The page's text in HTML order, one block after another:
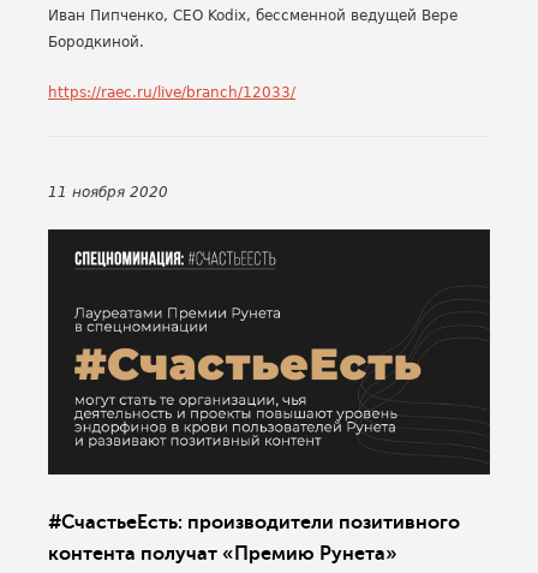
Иван Пипченко, CEO Kodix, бессменной ведущей Вере
Бородкиной.
https://raec.ru/live/branch/12033/
11 ноября 2020
#СчастьеЕсть: производители позитивного
контента получат «Премию Рунета»